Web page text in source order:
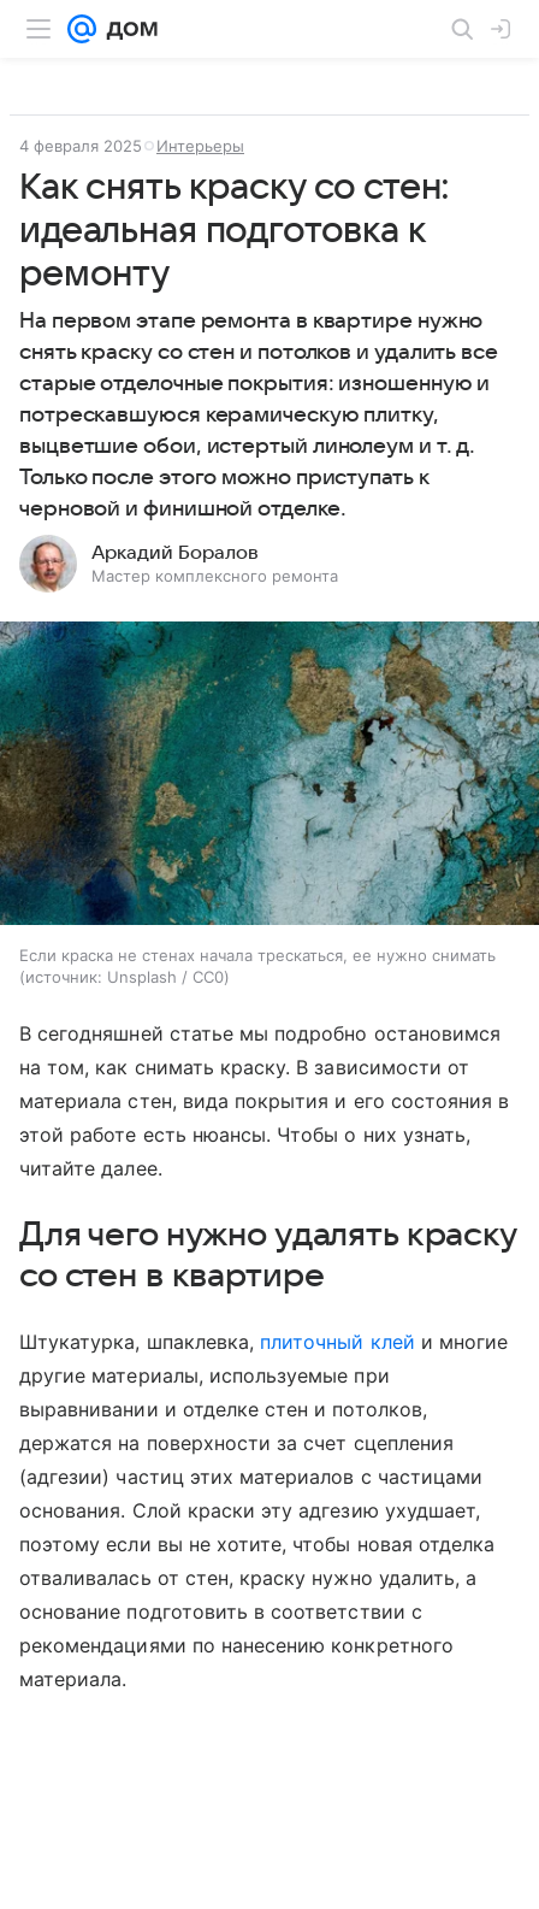
4 февраля 2025 Интерьеры
Как снять краску со стен:
идеальная подготовка к
ремонту
На первом этапе ремонта в квартире нужно
снять краску со стен и потолков и удалить все
старые отделочные покрытия: изношенную и
потрескавшуюся керамическую плитку,
выцветшие обои, истертый линолеум и т. д.
Только после этого можно приступать к
черновой и финишной отделке.
Аркадий Боралов
Мастер комплексного ремонта
Если краска не стенах начала трескаться, ее нужно снимать
источник: Unsplash / CC0
В сегодняшней статье мы подробно остановимся
на том, как снимать краску. В зависимости от
материала стен, вида покрытия и его состояния в
этой работе есть нюансы. Чтобы о них узнать,
читайте далее.
Для чего нужно удалять краску
со стен в квартире
Штукатурка, шпаклевка, плиточный клей и многие
другие материалы, используемые при
выравнивании и отделке стен и потолков,
держатся на поверхности за счет сцепления
(адгезии) частиц этих материалов с частицами
основания. Слой краски эту адгезию ухудшает,
поэтому если вы не хотите, чтобы новая отделка
отваливалась от стен, краску нужно удалить, а
основание подготовить в соответствии с
рекомендациями по нанесению конкретного
материала.